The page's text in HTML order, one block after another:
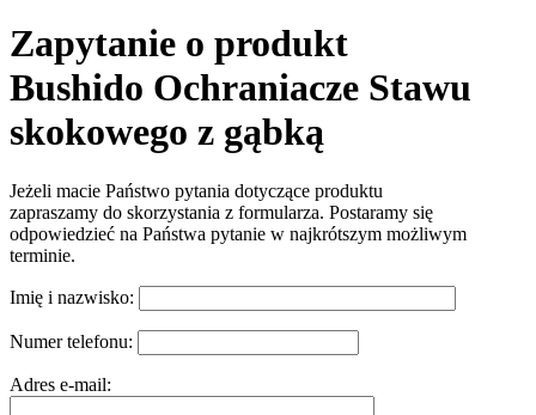
Zapytanie o produkt
Bushido Ochraniacze Stawu
skokowego z gąbką
Jeżeli macie Państwo pytania dotyczące produktu
zapraszamy do skorzystania z formularza. Postaramy się
odpowiedzieć na Państwa pytanie w najkrótszym możliwym
terminie.
Imię i nazwisko:
Numer telefonu:
Adres e-mail: